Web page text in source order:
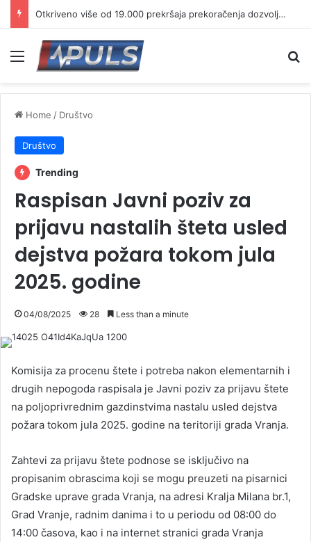
Otkriveno više od 19.000 prekršaja prekoračenja dozvoljene brzine
Menu
Home / Društvo
Društvo
Trending
Raspisan Javni poziv za
prijavu nastalih šteta usled
dejstva požara tokom jula
2025. godine
04/08/2025 28 Less than a minute
Komisija za procenu štete i potreba nakon elementarnih i
drugih nepogoda raspisala je Javni poziv za prijavu štete
na poljoprivrednim gazdinstvima nastalu usled dejstva
požara tokom jula 2025. godine na teritoriji grada Vranja.
Zahtevi za prijavu štete podnose se isključivo na
propisanim obrascima koji se mogu preuzeti na pisarnici
Gradske uprave grada Vranja, na adresi Kralja Milana br.1,
Grad Vranje, radnim danima i to u periodu od 08:00 do
14:00 časova, kao i na internet stranici grada Vranja